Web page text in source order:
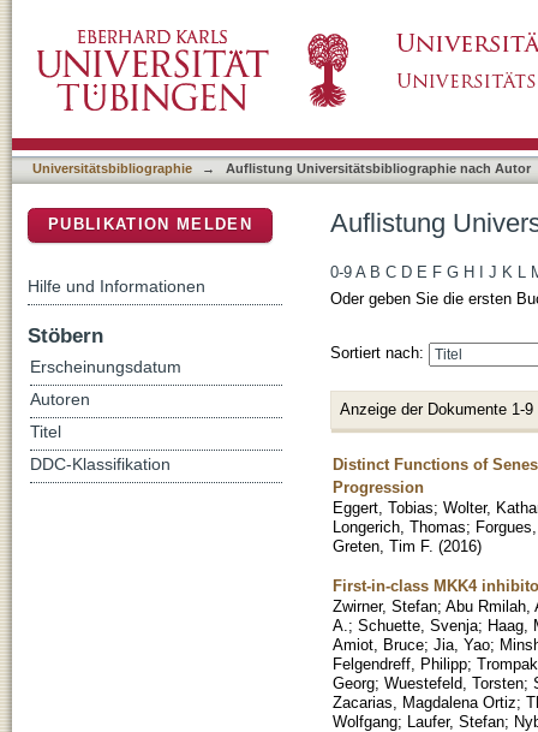
Universitätsbibliographie → Auflistung Universitätsbibliographie nach Autor
Auflistung
0-9 A B C D E F G H J K L
Oder geben Sie die ersten
Sortiert nach:
Anzeige der Dokumente 1-9
Distinct Functions of
Progression
Eggert, Tobias; Wolter,
Longerich, Thomas;
Greten, Tim F. (2016)
First-in-class MKK4
Zwirner, Stefan; Abu Rmilah,
A. ; Schuette, Svenja; Haag,
Amiot, Bruce; Jia, Yao;
Felgendreff, Philipp;
Georg; Wuestefeld, Torsten;
Zacarias, Magdalena Ortiz;
Wolfgang; Laufer, Stefan;
PUBLIKATION MELDEN
Hilfe und Informationen
Stöbern
Erscheinungsdatum
Autoren
Titel
DDC-Klassifikation